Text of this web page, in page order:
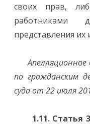
своих прав,
работниками
представления их
Апелляционное
по гражданским
суда от 22 июля
1.11. Статья